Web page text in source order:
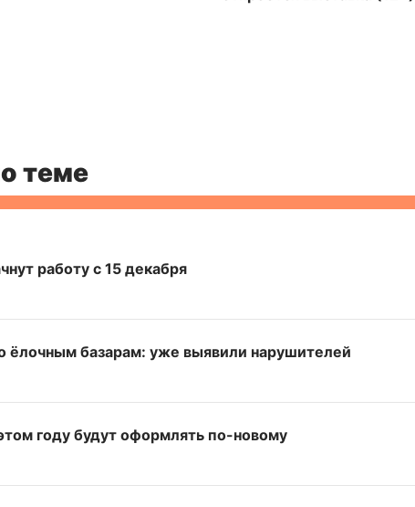
теме
работу с 15 декабря
ёлочным базарам: уже выявили нарушителей
году будут оформлять по-новому